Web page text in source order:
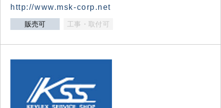
http://www.msk-corp.net
販売可 工事・取付可